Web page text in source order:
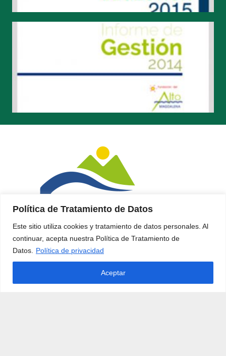
Política de Tratamiento de Datos
Este sitio utiliza cookies y tratamiento de datos personales. Al
continuar, acepta nuestra Política de Tratamiento de
Datos.
Política de privacidad
Aceptar
#SOMOSFAM 2014